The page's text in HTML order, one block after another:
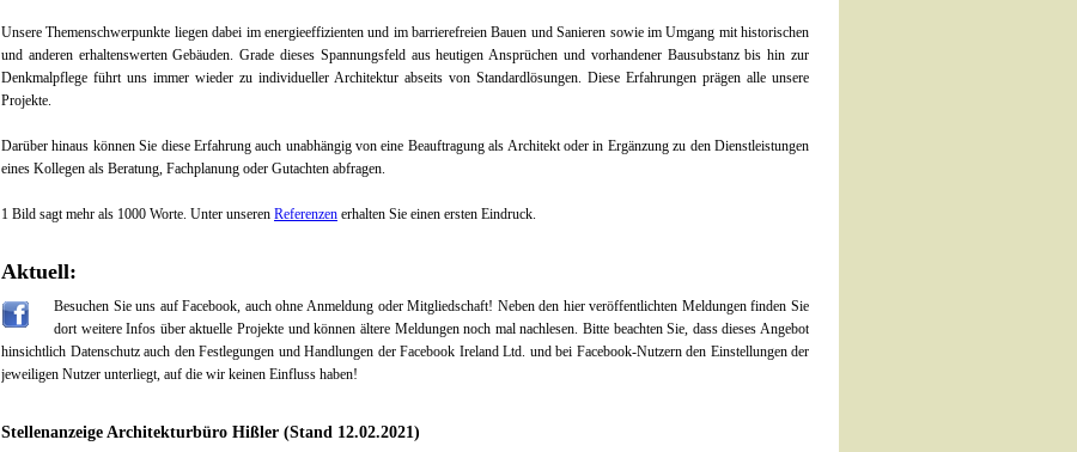
Unsere Themenschwerpunkte liegen dabei im energieeffizienten und im barrierefreien Bauen und Sanieren sowie im Umgang mit historischen
und anderen erhaltenswerten Gebäuden. Grade dieses Spannungsfeld aus heutigen Ansprüchen und vorhandener Bausubstanz bis hin zur
Denkmalpflege führt uns immer wieder zu individueller Architektur abseits von Standardlösungen. Diese Erfahrungen prägen alle unsere
Projekte.
Darüber hinaus können Sie diese Erfahrung auch unabhängig von eine Beauftragung als Architekt oder in Ergänzung zu den Dienstleistungen
eines Kollegen als Beratung, Fachplanung oder Gutachten abfragen.
1 Bild sagt mehr als 1000 Worte. Unter unseren Referenzen erhalten Sie einen ersten Eindruck.
Aktuell:
Besuchen Sie uns auf Facebook, auch ohne Anmeldung oder Mitgliedschaft! Neben den hier veröffentlichten Meldungen finden Sie
dort weitere Infos über aktuelle Projekte und können ältere Meldungen noch mal nachlesen. Bitte beachten Sie, dass dieses Angebot
hinsichtlich Datenschutz auch den Festlegungen und Handlungen der Facebook Ireland Ltd. und bei Facebook-Nutzern den Einstellungen der
jeweiligen Nutzer unterliegt, auf die wir keinen Einfluss haben!
Stellenanzeige Architekturbüro Hißler (Stand 12.02.2021)